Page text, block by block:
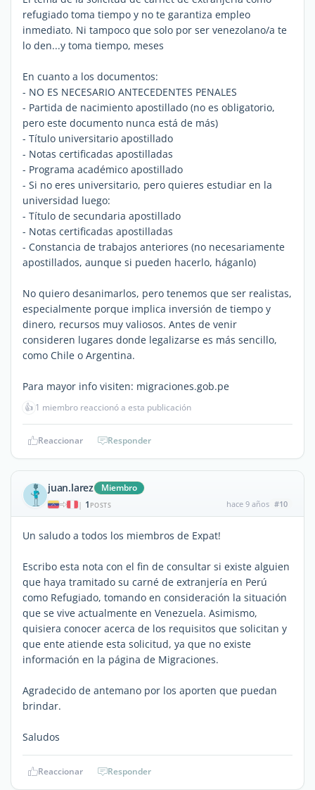
refugiado toma tiempo y no te garantiza empleo
inmediato. Ni tampoco que solo por ser venezolano/a te
lo den...y toma tiempo, meses
En cuanto a los documentos:
- NO ES NECESARIO ANTECEDENTES PENALES
- Partida de nacimiento apostillado (no es obligatorio,
pero este documento nunca está de más)
- Título universitario apostillado
- Notas certificadas apostilladas
- Programa académico apostillado
- Si no eres universitario, pero quieres estudiar en la
universidad luego:
- Título de secundaria apostillado
- Notas certificadas apostilladas
- Constancia de trabajos anteriores (no necesariamente
apostillados, aunque si pueden hacerlo, háganlo)
No quiero desanimarlos, pero tenemos que ser realistas,
especialmente porque implica inversión de tiempo y
dinero, recursos muy valiosos. Antes de venir
consideren lugares donde legalizarse es más sencillo,
como Chile o Argentina.
Para mayor info visiten: migraciones.gob.pe
👍 1 miembro reaccionó a esta publicación
Reaccionar Responder
juan.larez Miembro
| 1 POSTS hace 9 años #10
Un saludo a todos los miembros de Expat!
Escribo esta nota con el fin de consultar si existe alguien
que haya tramitado su carné de extranjería en Perú
como Refugiado, tomando en consideración la situación
que se vive actualmente en Venezuela. Asimismo,
quisiera conocer acerca de los requisitos que solicitan y
que ente atiende esta solicitud, ya que no existe
información en la página de Migraciones.
Agradecido de antemano por los aporten que puedan
brindar.
Saludos
Reaccionar Responder